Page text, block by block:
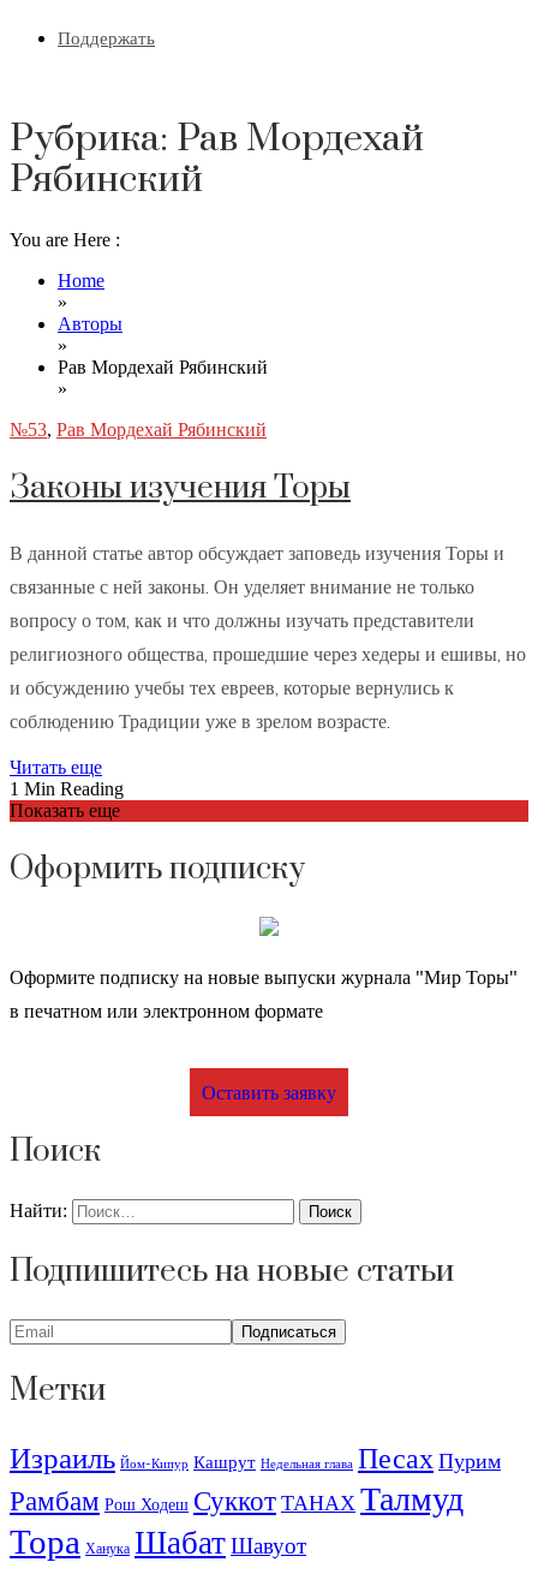
Поддержать
Рубрика: Рав Мордехай
Рябинский
You are Here :
Home
»
Авторы
»
Рав Мордехай Рябинский
»
№53, Рав Мордехай Рябинский
Законы изучения Торы
В данной статье автор обсуждает заповедь изучения Торы и
связанные с ней законы. Он уделяет внимание не только
вопросу о том, как и что должны изучать представители
религиозного общества, прошедшие через хедеры и ешивы, но
и обсуждению учебы тех евреев, которые вернулись к
соблюдению Традиции уже в зрелом возрасте.
Читать еще
1 Min Reading
Показать еще
Оформить подписку
Оформите подписку на новые выпуски журнала "Мир Торы"
в печатном или электронном формате
Оставить заявку
Поиск
Найти:
Подпишитесь на новые статьи
Метки
Израиль Йом-Кипур Кашрут Недельная глава ПесахПурим
Рамбам Рош Ходеш СуккотТАНАХТалмуд
Тора Ханука ШабатШавуот